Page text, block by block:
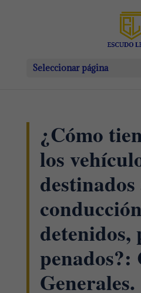
Seleccionar página
¿Cómo
los
detenidos,
penados?:
Generales.